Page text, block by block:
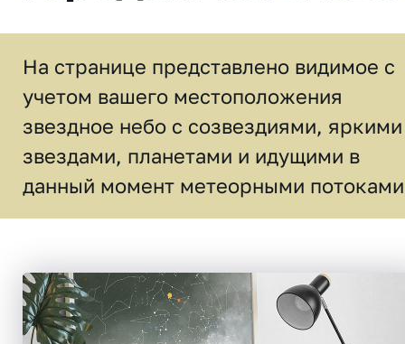
На странице представлено видимое c
учетом вашего местоположения
звездное небо c созвездиями, яркими
звездами, планетами и идущими в
данный момент метеорными